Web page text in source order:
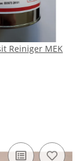
Reiniger MEK